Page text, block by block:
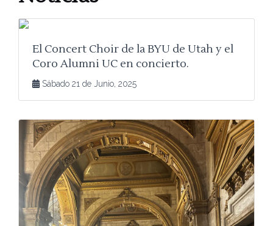
El Concert Choir de la BYU de Utah y el
Coro Alumni UC en concierto.
Sábado 21 de Junio, 2025